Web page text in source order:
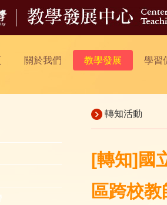
關於我們 教學發展 學習
轉知活動
[轉知]國
區跨校